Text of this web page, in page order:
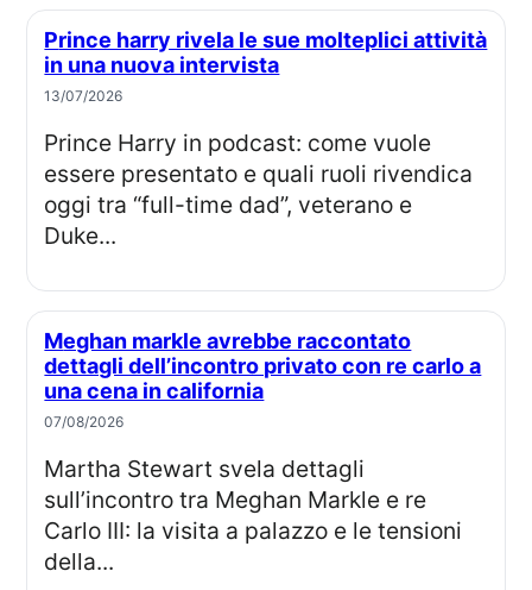
Prince harry rivela le sue molteplici attività
in una nuova intervista
13/07/2026
Prince Harry in podcast: come vuole
essere presentato e quali ruoli rivendica
oggi tra “full-time dad”, veterano e
Duke...
Meghan markle avrebbe raccontato
dettagli dell’incontro privato con re carlo a
una cena in california
07/08/2026
Martha Stewart svela dettagli
sull’incontro tra Meghan Markle e re
Carlo III: la visita a palazzo e le tensioni
della...